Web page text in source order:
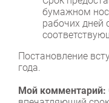
бумажном
рабочих дней
Постановление
года.
Мой комментарий: